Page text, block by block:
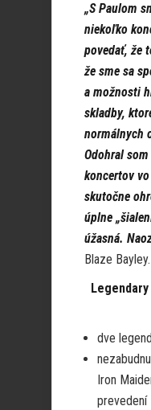
„S Paulom
niekoľko
povedať, že
že sme sa
a možnosti
skladby,
normálnych
Odohral
koncertov
skutočne
úplne
úžasná.
Blaze Bayley.
dve
Iron
prevedení